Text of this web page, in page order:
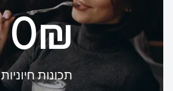
‏0 ‏₪
תכונות חיוניות